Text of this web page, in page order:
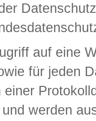
auf eine
für jeden
einer
werden